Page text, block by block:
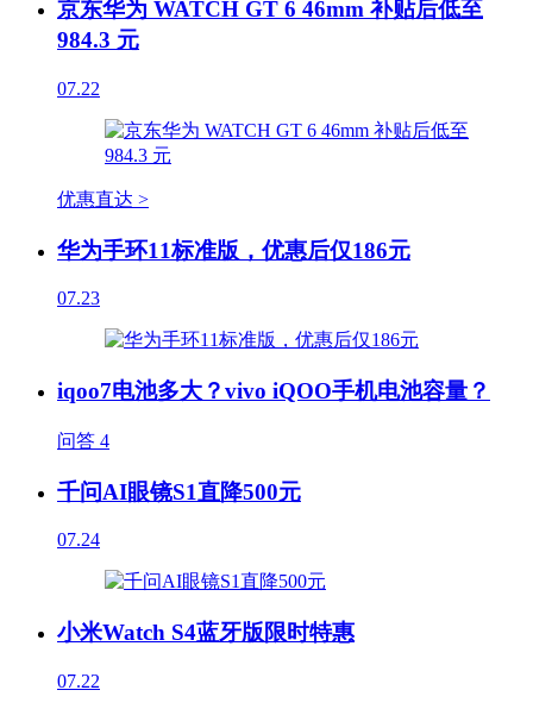
京东华为 WATCH GT 6 46mm 补贴后低至
984.3 元
07.22
优惠直达 >
华为手环11标准版，优惠后仅186元
07.23
iqoo7电池多大？vivo iQOO手机电池容量？
问答 4
千问AI眼镜S1直降500元
07.24
小米Watch S4蓝牙版限时特惠
07.22